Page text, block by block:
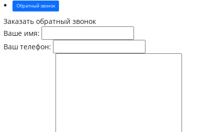
Обратный звонок
Заказать обратный звонок
Ваше имя:
Ваш телефон: